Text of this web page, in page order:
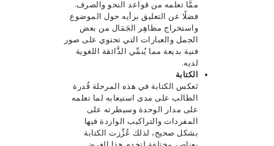
ممَّا تعلمه من قواعد النحو والصرف.
فضلًا عن التعليق برأيه حول الموضوع
واستخراج مظاهِر الجَمَال من بعض
الجمل والعبارات التي تحتوي على صور
فنية بديعة مما يُنمِّي الذَّائقة اللغوية
لديه.
الكتابة
تَعكس الكتابة في هذه المرحلة قُدرة
الطالب على مدى استيعابه لما تعلمه
على مدار الوحدة وسيطرته على
المفردات والتراكيب الواردة فيها
بشكل صحيح، لذلك عُزِّزت الكتابة